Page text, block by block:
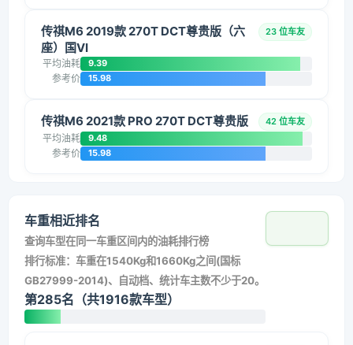
传祺M6 2019款 270T DCT尊贵版（六
座）国VI
23 位车友
平均油耗 9.39
参考价 15.98
传祺M6 2021款 PRO 270T DCT尊贵版 42 位车友
平均油耗 9.48
参考价 15.98
车重相近排名
查询车型在同一车重区间内的油耗排行榜
排行标准：车重在1540Kg和1660Kg之间(国标
GB27999-2014)、自动档、统计车主数不少于20。
第285名（共1916款车型）